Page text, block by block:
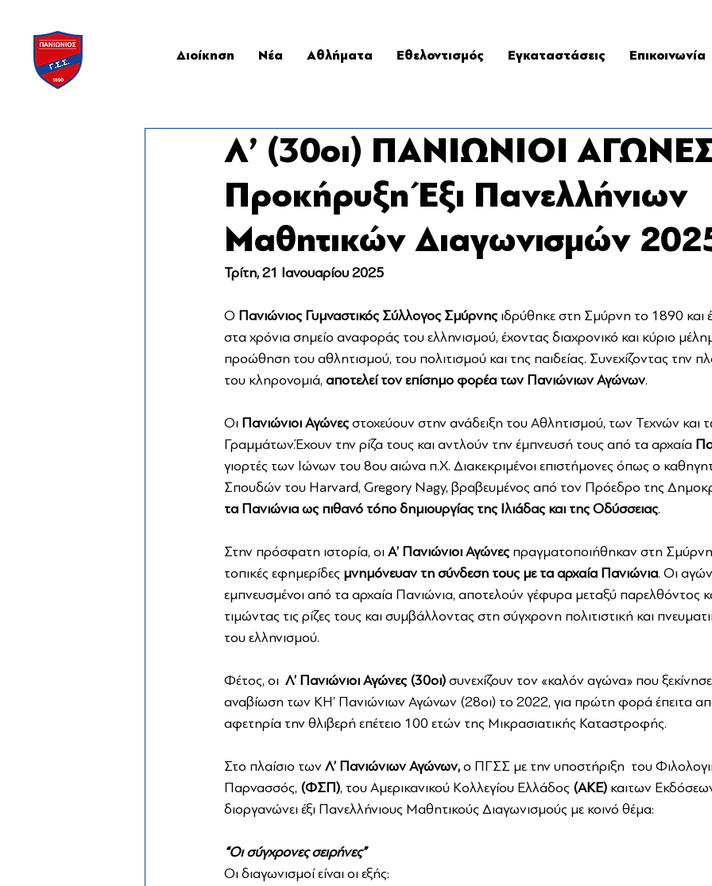
Διοίκηση Νέα Αθλήματα Εθελοντισμός Εγκαταστάσεις Επικοινωνία
Λ’ (30οι) ΠΑΝΙΩΝΙΟΙ
Προκήρυξη Έξι Πανελλήνιων
Μαθητικών Διαγωνισμών
Τρίτη, 21 Ιανουαρίου 2025
Ο Πανιώνιος Γυμναστικός Σύλλογος Σμύρνης ιδρύθηκε στη Σμύρνη το 1890 και
στα χρόνια σημείο αναφοράς του ελληνισμού, έχοντας διαχρονικό και κύριο
προώθηση του αθλητισμού, του πολιτισμού και της παιδείας. Συνεχίζοντας την
του κληρονομιά, αποτελεί τον επίσημο φορέα των Πανιώνιων Αγώνων.
Οι Πανιώνιοι Αγώνες στοχεύουν στην ανάδειξη του Αθλητισμού, των Τεχνών και
Γραμμάτων.Έχουν την ρίζα τους και αντλούν την έμπνευσή τους από τα αρχαία
γιορτές των Ιώνων του 8ου αιώνα π.Χ. Διακεκριμένοι επιστήμονες όπως ο
Σπουδών του Harvard, Gregory Nagy, βραβευμένος από τον Πρόεδρο της
τα Πανιώνια ως πιθανό τόπο δημιουργίας της Ιλιάδας και της Οδύσσειας.
Στην πρόσφατη ιστορία, οι Α’ Πανιώνιοι Αγώνες πραγματοποιήθηκαν στη
τοπικές εφημερίδες μνημόνευαν τη σύνδεση τους με τα αρχαία Πανιώνια. Οι
εμπνευσμένοι από τα αρχαία Πανιώνια, αποτελούν γέφυρα μεταξύ παρελθόντος
τιμώντας τις ρίζες τους και συμβάλλοντας στη σύγχρονη πολιτιστική και
του ελληνισμού.
Φέτος, οι Λ’ Πανιώνιοι Αγώνες (30οι) συνεχίζουν τον «καλόν αγώνα» που
αναβίωση των ΚΗ’ Πανιώνιων Αγώνων (28οι) το 2022, για πρώτη φορά έπειτα
αφετηρία την θλιβερή επέτειο 100 ετών της Μικρασιατικής Καταστροφής.
Στο πλαίσιο των Λ’ Πανιώνιων Αγώνων, o ΠΓΣΣ με την υποστήριξη  του
Παρνασσός, (ΦΣΠ), του Αμερικανικού Κολλεγίου Ελλάδος (ΑΚΕ) καιτων
διοργανώνει έξι Πανελλήνιους Μαθητικούς Διαγωνισμούς με κοινό θέμα:
“Οι σύγχρονες σειρήνες”
Οι διαγωνισμοί είναι οι εξής: